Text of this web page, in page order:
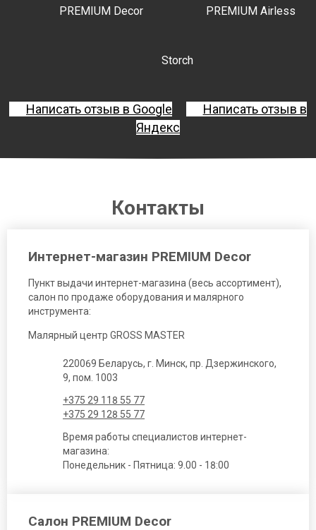
PREMIUM Decor PREMIUM Airless
Storch
Написать отзыв в Google
Написать отзыв в
Яндекс
Контакты
Интернет-магазин PREMIUM Decor
Пункт выдачи интернет-магазина (весь ассортимент),
салон по продаже оборудования и малярного
инструмента:
Малярный центр GROSS MASTER
220069 Беларусь, г. Минск, пр. Дзержинского,
9, пом. 1003
+375 29 118 55 77
+375 29 128 55 77
Время работы специалистов интернет-
магазина:
Понедельник - Пятница: 9.00 - 18:00
Салон PREMIUM Decor